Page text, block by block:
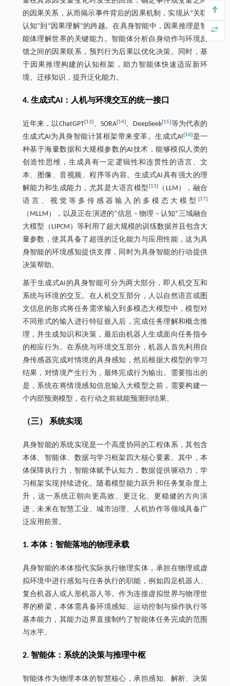
的因果关系，从而揭示事件背后的因果机制，实现从“关联
认知”到“因果理解”的跨越。在具身智能中，因果推理是智
能体理解世界的关键能力。智能体分析自身动作与环境反
馈之间的因果联系，预判行为后果以优化决策。同时，基
于因果推理构建的认知框架，助力智能体快速适应新环
境、迁移知识，提升泛化能力。
4. 生成式AI：人机与环境交互的统一接口
近年来，以ChatGPT[13]、SORA[14]、DeepSeek[15]等为代表的
生成式AI为具身智能计算框架带来变革。生成式AI[16]是一
种基于海量数据和大规模参数的AI技术，能够模拟人类的
创造性思维，生成具有一定逻辑性和连贯性的语言、文
本、图像、音视频、程序等内容。生成式AI具有强大的理
解能力和生成能力，尤其是大语言模型 [13]（LLM），融合
语言、视觉等多传感器输入的多模态大模型[17]
（MLLM），以及正在演进的“信息 ‒ 物理 ‒ 认知”三域融合
大模型（LIPCM）等利用了超大规模的训练数据并且包含大
量参数，使其具备了超强的泛化能力与应用性能，这为具
身智能的环境感知提供支撑，同时为具身智能的行动提供
决策帮助。
基于生成式AI的具身智能可分为两大部分，即人机交互和
系统与环境的交互。在人机交互部分，人以自然语言或图
文信息的形式将任务需求输入到多模态大模型中，模型对
不同形式的输入进行特征嵌入后，完成任务理解和概念推
理，并生成知识和决策，最后由机器人生成面向任务指令
的相应行为。在系统与环境交互部分，机器人首先利用自
身传感器完成对情境的具身感知，然后根据大模型的学习
结果，对情境产生行为，最终完成行为输出。需要指出的
是，系统在将情境感知信息输入大模型之前，需要构建一
个内部预测模型，在行动之前就能预测到结果。
（三） 系统实现
具身智能的系统实现是一个高度协同的工程体系，其包含
本体、智能体、数据与学习框架四大核心要素。其中，本
体保障执行力，智能体赋予认知力，数据提供驱动力，学
习框架实现持续进化。随着模型能力跃升和任务复杂度上
升，这一系统正朝向更高效、更泛化、更稳健的方向演
进，未来在智慧工业、城市治理、人机协作等领域具备广
泛应用前景。
1. 本体：智能落地的物理承载
具身智能的本体指代实际执行物理实体，承担在物理或虚
拟环境中进行感知与任务执行的职能，例如四足机器人、
复合机器人或人形机器人等。作为连接虚拟世界与物理世
界的桥梁，本体需具备环境感知、运动控制与操作执行等
基本能力，其能力边界直接制约了智能体任务完成的范围
与水平。
2. 智能体：系统的决策与推理中枢
智能体作为物理本体的智慧核心，承担感知、解析、决策